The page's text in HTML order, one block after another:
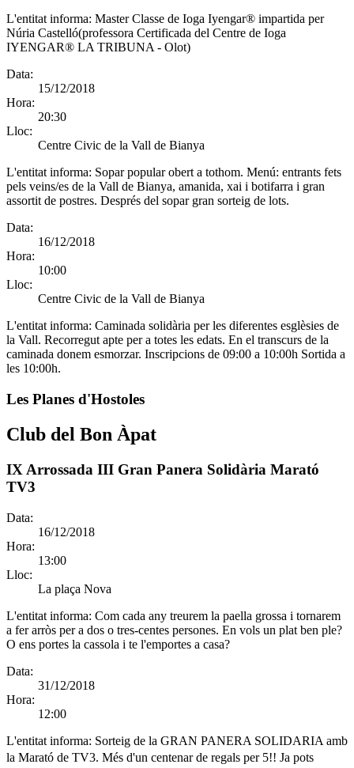
L'entitat informa: Master Classe de Ioga Iyengar® impartida per
Núria Castelló(professora Certificada del Centre de Ioga
IYENGAR® LA TRIBUNA - Olot)
Data:
15/12/2018
Hora:
20:30
Lloc:
Centre Civic de la Vall de Bianya
L'entitat informa: Sopar popular obert a tothom. Menú: entrants fets
pels veins/es de la Vall de Bianya, amanida, xai i botifarra i gran
assortit de postres. Després del sopar gran sorteig de lots.
Data:
16/12/2018
Hora:
10:00
Lloc:
Centre Civic de la Vall de Bianya
L'entitat informa: Caminada solidària per les diferentes esglèsies de
la Vall. Recorregut apte per a totes les edats. En el transcurs de la
caminada donem esmorzar. Inscripcions de 09:00 a 10:00h Sortida a
les 10:00h.
Les Planes d'Hostoles
Club del Bon Àpat
IX Arrossada III Gran Panera Solidària Marató
TV3
Data:
16/12/2018
Hora:
13:00
Lloc:
La plaça Nova
L'entitat informa: Com cada any treurem la paella grossa i tornarem
a fer arròs per a dos o tres-centes persones. En vols un plat ben ple?
O ens portes la cassola i te l'emportes a casa?
Data:
31/12/2018
Hora:
12:00
L'entitat informa: Sorteig de la GRAN PANERA SOLIDARIA amb
la Marató de TV3. Més d'un centenar de regals per 5!! Ja pots